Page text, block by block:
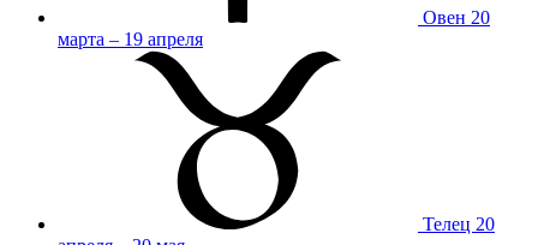
Овен 20
марта – 19 апреля
Телец 20